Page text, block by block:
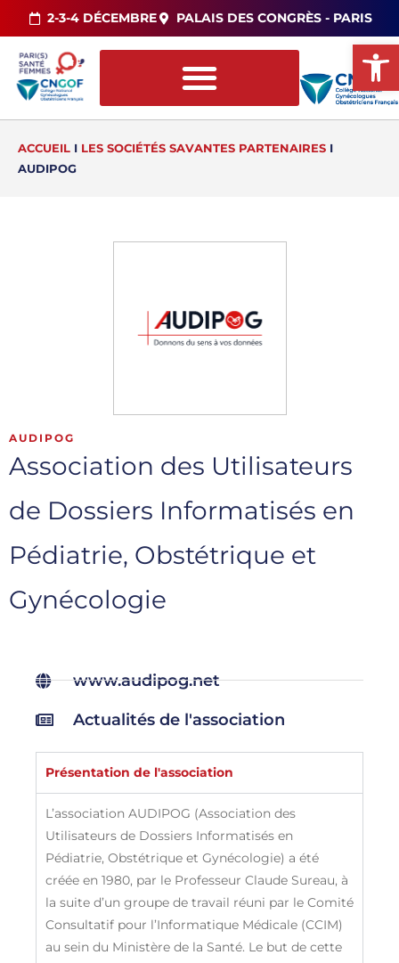
2-3-4 DÉCEMBRE PALAIS DES CONGRÈS - PARIS
ACCUEIL I LES SOCIÉTÉS SAVANTES PARTENAIRES I
AUDIPOG
AUDIPOG
Association des Utilisateurs
de Dossiers Informatisés en
Pédiatrie, Obstétrique et
Gynécologie
www.audipog.net
Actualités de l'association
Présentation de l'association
L’association AUDIPOG (Association des
Utilisateurs de Dossiers Informatisés en
Pédiatrie, Obstétrique et Gynécologie) a été
créée en 1980, par le Professeur Claude Sureau, à
la suite d’un groupe de travail réuni par le Comité
Consultatif pour l’Informatique Médicale (CCIM)
au sein du Ministère de la Santé. Le but de cette